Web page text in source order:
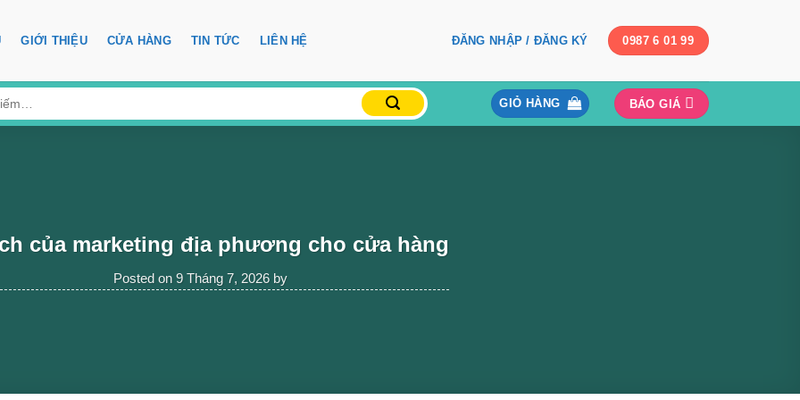
GIỚI THIỆU CỬA HÀNG TIN TỨC LIÊN HỆ ĐĂNG NHẬP / ĐĂNG KÝ 0987 6 01 99
GIỎ HÀNG BÁO GIÁ
của marketing địa phương cho cửa hàng
Posted on 9 Tháng 7, 2026by